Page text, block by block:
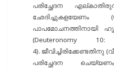
പരിച്ഛേദന
ഛേദിച്ചുകളയേണം
പാപമോചനത്തിനായി
(Deuteronomy
4).
പരിച്ഛേദന